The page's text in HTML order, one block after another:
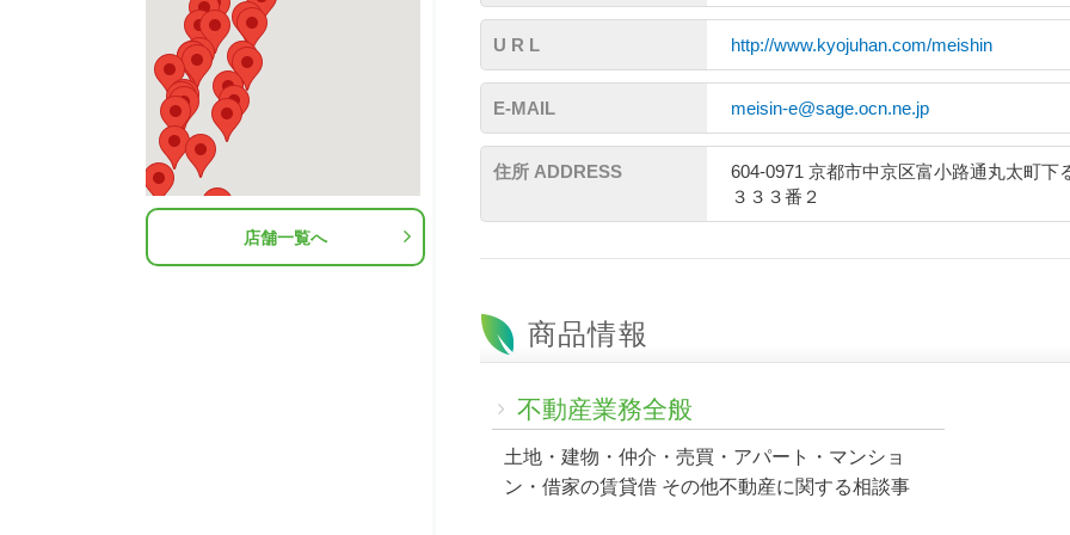
U R L http://www.kyojuhan.com/meishin
E-MAIL meisin-e@sage.ocn.ne.jp
住所 ADDRESS
604-0971 京都市中京区富小路通丸太町下
３３３番２
商品情報
不動産業務全般
土地・建物・仲介・売買・アパート・マンショ
ン・借家の賃貸借 その他不動産に関する相談事
店舗一覧へ